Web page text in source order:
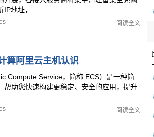
地址，...
阅读全文
算阿里云主机认识
Compute Service，简称 ECS）是一种简
帮助您快速构建更稳定、安全的应用，提升
阅读全文